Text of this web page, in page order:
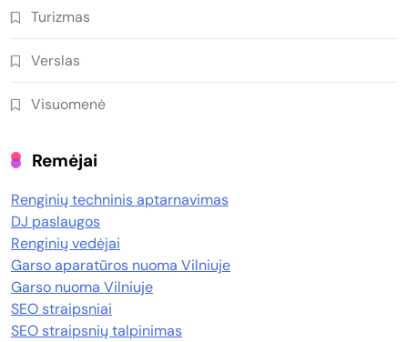
Turizmas
Verslas
Visuomenė
Remėjai
Renginių techninis aptarnavimas
DJ paslaugos
Renginių vedėjai
Garso aparatūros nuoma Vilniuje
Garso nuoma Vilniuje
SEO straipsniai
SEO straipsnių talpinimas